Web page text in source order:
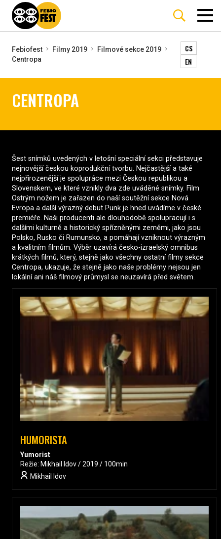
Febiofest Filmy 2019
Filmové sekce 2019
Centropa
CS
EN
CENTROPA
Šest snímků uvedených v letošní speciální sekci představuje
nejnovější českou koprodukční tvorbu. Nejčastější a také
nejpřirozenější je spolupráce mezi Českou republikou a
Slovenskem, ve které vznikly dva zde uváděné snímky. Film
Ostrým nožem je zařazen do naší soutěžní sekce Nová
Evropa a další výrazný debut Punk je hned uvádíme v české
premiéře. Naši producenti ale dlouhodobě spolupracují i s
dalšími kulturně a historický spřízněnými zeměmi, jako jsou
Polsko, Rusko či Rumunsko, a pomáhají vzniknout výrazným
a kvalitním filmům. Výběr uzavírá česko-izraelský omnibus
krátkých filmů, který, stejně jako všechny ostatní filmy sekce
Centropa, ukazuje, že stejně jako naše problémy nejsou jen
lokální ani náš filmový průmysl se neuzavírá před světem.
HUMORISTA
Yumorist
Režie: Mikhail Idov / 2019 / 100min
Mikhail Idov